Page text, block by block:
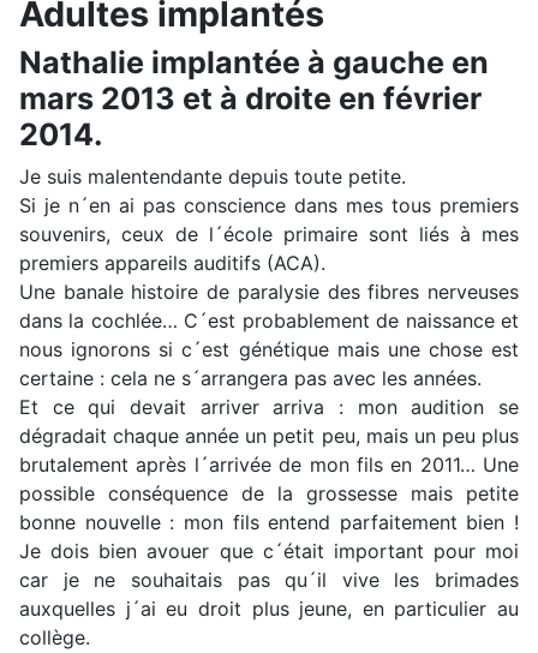
Adultes implantés
Nathalie implantée à gauche en
mars 2013 et à droite en février
2014.
Je suis malentendante depuis toute petite.
Si je n´en ai pas conscience dans mes tous premiers
souvenirs, ceux de l´école primaire sont liés à mes
premiers appareils auditifs (ACA).
Une banale histoire de paralysie des fibres nerveuses
dans la cochlée… C´est probablement de naissance et
nous ignorons si c´est génétique mais une chose est
certaine : cela ne s´arrangera pas avec les années.
Et ce qui devait arriver arriva : mon audition se
dégradait chaque année un petit peu, mais un peu plus
brutalement après l´arrivée de mon fils en 2011… Une
possible conséquence de la grossesse mais petite
bonne nouvelle : mon fils entend parfaitement bien !
Je dois bien avouer que c´était important pour moi
car je ne souhaitais pas qu´il vive les brimades
auxquelles j´ai eu droit plus jeune, en particulier au
collège.